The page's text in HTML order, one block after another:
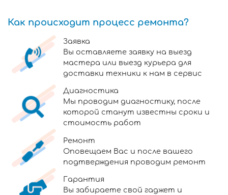
Как происходит процесс ремонта?
Заявка
Вы оставляете заявку на выезд
мастера или выезд курьера для
доставки техники к нам в сервис
Диагностика
Мы проводим диагностику, после
которой станут известны сроки и
стоимость работ
Ремонт
Оповещаем Вас и после вашего
подтверждения проводим ремонт
Гарантия
Вы забираете свой гаджет и